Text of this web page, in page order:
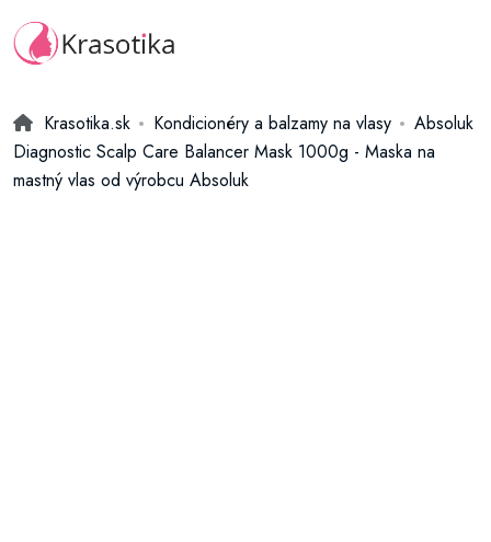
Krasotika.sk Kondicionéry a balzamy na vlasy
Absoluk
Diagnostic Scalp Care Balancer Mask 1000g - Maska na
mastný vlas od výrobcu Absoluk